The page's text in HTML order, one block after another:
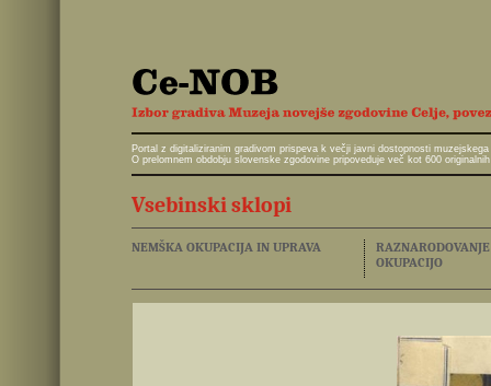
Portal z digitaliziranim gradivom prispeva k večji javni dostopnosti
O prelomnem obdobju slovenske zgodovine pripoveduje več kot 600
Vsebinski sklopi
NEMŠKA OKUPACIJA IN UPRAVA
OKUPACIJO